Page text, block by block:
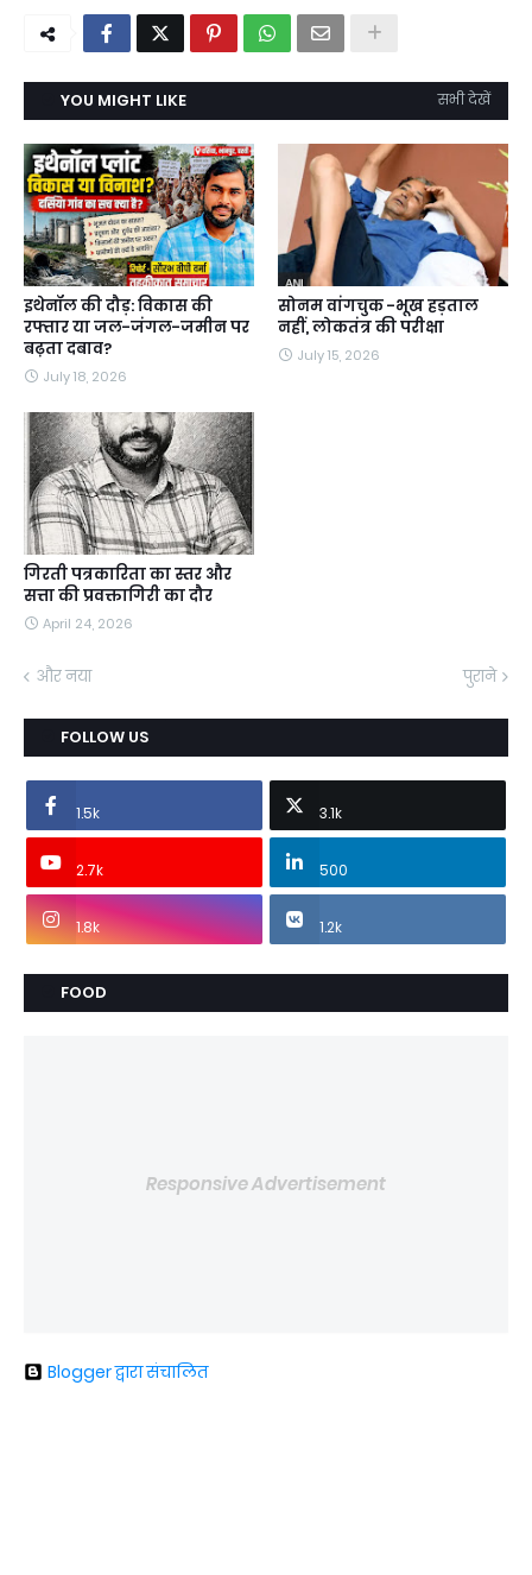
YOU MIGHT LIKE सभी देखें
इथेनॉल की दौड़: विकास की
रफ्तार या जल-जंगल-जमीन पर
बढ़ता दबाव?
July 18, 2026
सोनम वांगचुक -भूख हड़ताल
नहीं, लोकतंत्र की परीक्षा
July 15, 2026
गिरती पत्रकारिता का स्तर और
सत्ता की प्रवक्तागिरी का दौर
April 24, 2026
और नया पुराने
FOLLOW US
1.5k 3.1k
2.7k 500
1.8k 1.2k
FOOD
Responsive Advertisement
Blogger द्वारा संचालित